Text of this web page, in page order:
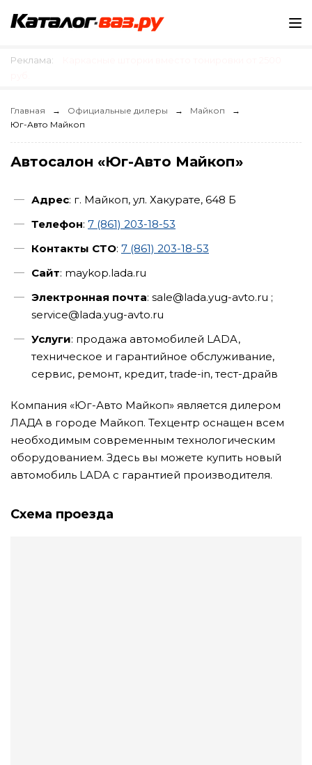
Реклама:
Главная Официальные дилеры
Майкоп
Юг-Авто Майкоп
Автосалон «Юг-Авто Майкоп»
Адрес: г. Майкоп, ул. Хакурате, 648 Б
Телефон: 7 (861) 203-18-53
Контакты СТО: 7 (861) 203-18-53
Сайт: maykop.lada.ru
Электронная почта: sale@lada.yug-avto.ru ;
service@lada.yug-avto.ru
Услуги: продажа автомобилей LADA,
техническое и гарантийное обслуживание,
сервис, ремонт, кредит, trade-in, тест-драйв
Компания «Юг-Авто Майкоп» является дилером
ЛАДА в городе Майкоп. Техцентр оснащен всем
необходимым современным технологическим
оборудованием. Здесь вы можете купить новый
автомобиль LADA с гарантией производителя.
Схема проезда